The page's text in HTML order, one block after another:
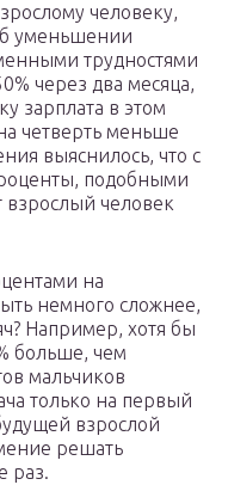
человеку,
уменьшении
трудностями
через два месяца,
зарплата в этом
четверть меньше
выяснилось, что с
подобными
взрослый человек
на
немного сложнее,
Например, хотя бы
больше, чем
мальчиков
только на первый
взрослой
решать
раз.